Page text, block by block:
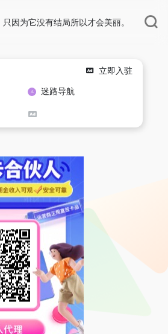
因为它没有结局所以才会美丽。
立即入驻
迷路导航